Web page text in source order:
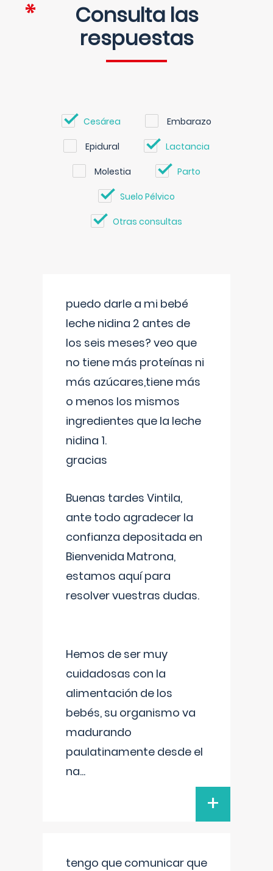
Consulta las
respuestas
Cesárea Embarazo
Epidural Lactancia
Molestia Parto
Suelo Pélvico
Otras consultas
puedo darle a mi bebé
leche nidina 2 antes de
los seis meses? veo que
no tiene más proteínas ni
más azúcares,tiene más
o menos los mismos
ingredientes que la leche
nidina 1.
gracias
Buenas tardes Vintila,
ante todo agradecer la
confianza depositada en
Bienvenida Matrona,
estamos aquí para
resolver vuestras dudas.
Hemos de ser muy
cuidadosas con la
alimentación de los
bebés, su organismo va
madurando
paulatinamente desde el
na...
+
tengo que comunicar que